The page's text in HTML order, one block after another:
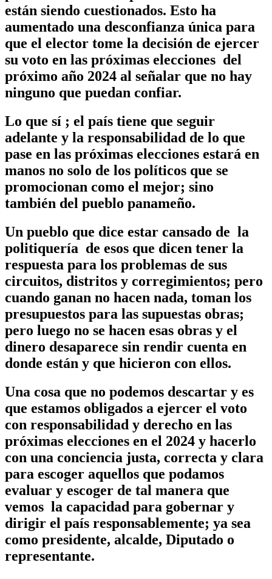
están siendo cuestionados. Esto ha
aumentado una desconfianza única para
que el elector tome la decisión de ejercer
su voto en las próximas elecciones del
próximo año 2024 al señalar que no hay
ninguno que puedan confiar.
Lo que sí ; el país tiene que seguir
adelante y la responsabilidad de lo que
pase en las próximas elecciones estará en
manos no solo de los políticos que se
promocionan como el mejor; sino
también del pueblo panameño.
Un pueblo que dice estar cansado de la
politiquería de esos que dicen tener la
respuesta para los problemas de sus
circuitos, distritos y corregimientos; pero
cuando ganan no hacen nada, toman los
presupuestos para las supuestas obras;
pero luego no se hacen esas obras y el
dinero desaparece sin rendir cuenta en
donde están y que hicieron con ellos.
Una cosa que no podemos descartar y es
que estamos obligados a ejercer el voto
con responsabilidad y derecho en las
próximas elecciones en el 2024 y hacerlo
con una conciencia justa, correcta y clara
para escoger aquellos que podamos
evaluar y escoger de tal manera que
vemos la capacidad para gobernar y
dirigir el país responsablemente; ya sea
como presidente, alcalde, Diputado o
representante.